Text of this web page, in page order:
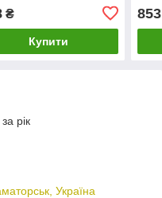
₴
Купити
853
рік
Україна